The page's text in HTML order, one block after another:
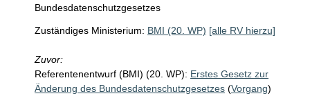
Bundesdatenschutzgesetzes
Zuständiges Ministerium: BMI (20. WP) [alle RV hierzu]
Zuvor:
Referentenentwurf (BMI) (20. WP): Erstes Gesetz zur
Änderung des Bundesdatenschutzgesetzes (Vorgang)